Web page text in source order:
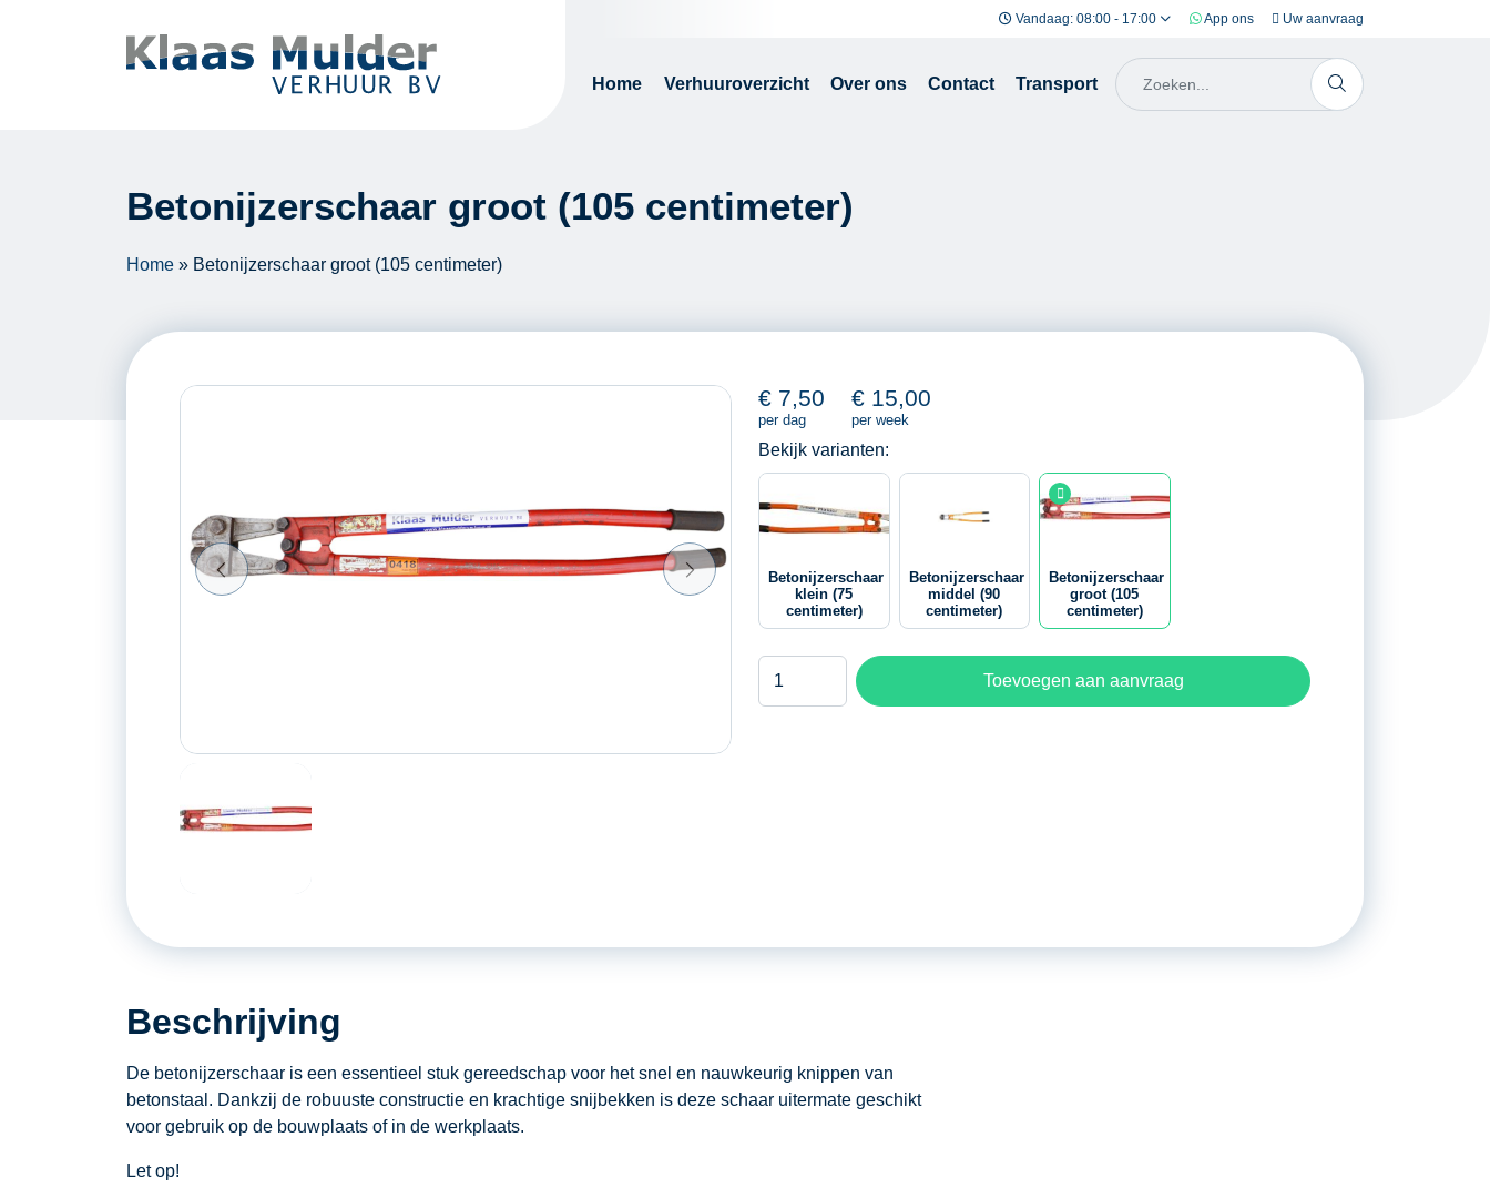
Vandaag: 08:00 - 17:00 App ons Uw aanvraag
Home Verhuuroverzicht Over ons Contact Transport
Betonijzerschaar groot (105 centimeter)
Home » Betonijzerschaar groot (105 centimeter)
€ 7,50
per dag
€ 15,00
per week
Bekijk varianten:
Betonijzerschaar
klein (75
centimeter)
Betonijzerschaar
middel (90
centimeter)
Betonijzerschaar
groot (105
centimeter)
Betonijzerschaar
Toevoegen aan aanvraag
Beschrijving
De betonijzerschaar is een essentieel stuk gereedschap voor het snel en nauwkeurig knippen van
betonstaal. Dankzij de robuuste constructie en krachtige snijbekken is deze schaar uitermate geschikt
voor gebruik op de bouwplaats of in de werkplaats.
Let op!